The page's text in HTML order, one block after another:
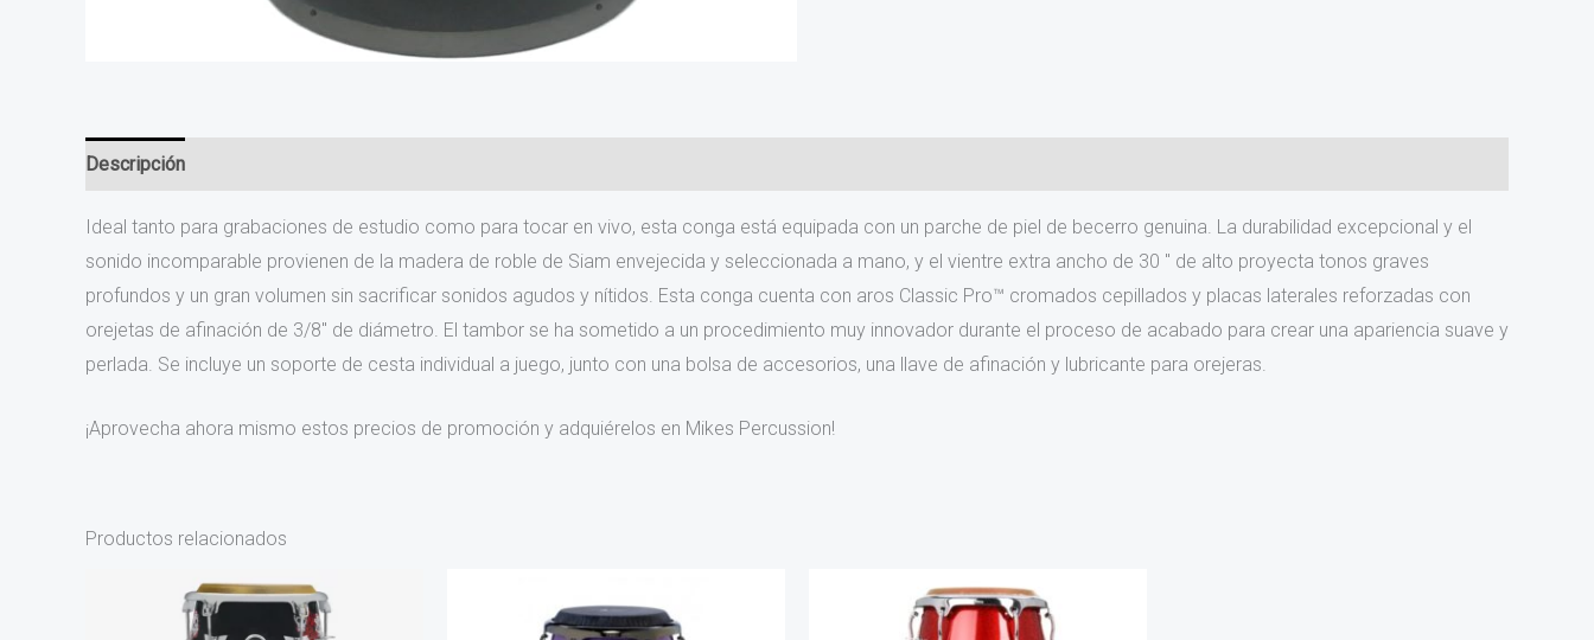
Descripción
Ideal tanto para grabaciones de estudio como para tocar en vivo, esta conga está equipada con un parche de piel de becerro genuina. La durabilidad excepcional y el
sonido incomparable provienen de la madera de roble de Siam envejecida y seleccionada a mano, y el vientre extra ancho de 30 ″ de alto proyecta tonos graves
profundos y un gran volumen sin sacrificar sonidos agudos y nítidos. Esta conga cuenta con aros Classic Pro™ cromados cepillados y placas laterales reforzadas con
orejetas de afinación de 3/8″ de diámetro. El tambor se ha sometido a un procedimiento muy innovador durante el proceso de acabado para crear una apariencia suave y
perlada. Se incluye un soporte de cesta individual a juego, junto con una bolsa de accesorios, una llave de afinación y lubricante para orejeras.
¡Aprovecha ahora mismo estos precios de promoción y adquiérelos en Mikes Percussion!
Productos relacionados